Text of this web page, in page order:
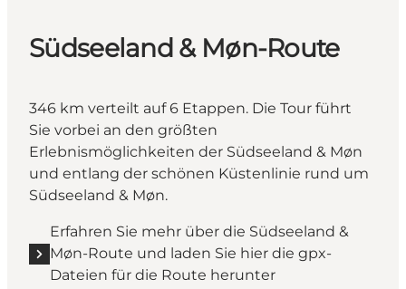
Südseeland & Møn-Route
346 km verteilt auf 6 Etappen. Die Tour führt
Sie vorbei an den größten
Erlebnismöglichkeiten der Südseeland & Møn
und entlang der schönen Küstenlinie rund um
Südseeland & Møn.
Erfahren Sie mehr über die Südseeland &
Møn-Route und laden Sie hier die gpx-
Dateien für die Route herunter